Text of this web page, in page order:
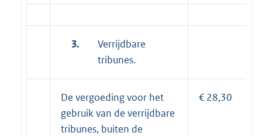
3.
Verrijdbare
tribunes.
De vergoeding voor het
gebruik van de verrijdbare
tribunes, buiten de
€ 28,30